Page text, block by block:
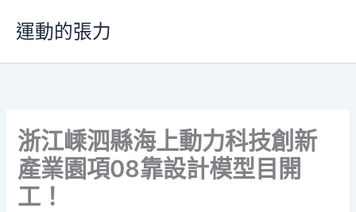
要
運動的張力
浙江嵊泗縣海上動力科技創新
產業園項08靠設計模型目開
工！